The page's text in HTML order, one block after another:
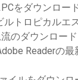
をダウンロー
ルトロピカルエ
のダウンロード
Readerの